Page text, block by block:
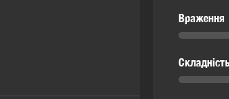
Враження
Складність